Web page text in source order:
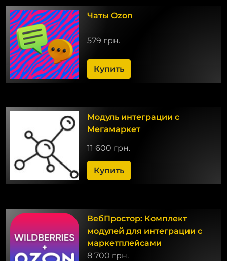
Чаты Ozon
579 грн.
Купить
Модуль интеграции с
Мегамаркет
11 600 грн.
Купить
ВебПростор: Комплект
модулей для интеграции с
маркетплейсами
8 700 грн.